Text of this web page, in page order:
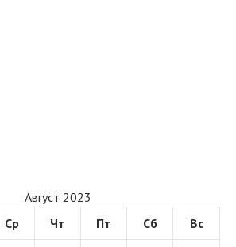
Август 2023
Ср Чт Пт Сб Вс